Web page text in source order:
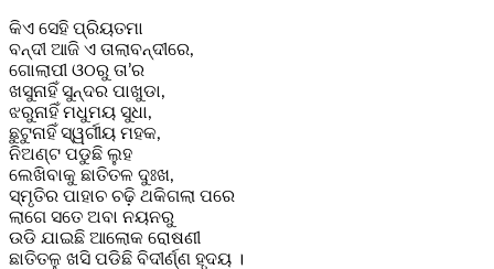
କିଏ ସେହି ପ୍ରିୟତମା
ବନ୍ଦୀ ଆଜି ଏ ତାଲାବନ୍ଦୀରେ,
ଗୋଲାପୀ ଓଠରୁ ତା’ର
ଖସୁନାହିଁ ସୁନ୍ଦର ପାଖୁଡା,
ଝରୁନାହିଁ ମଧୁମୟ ସୁଧା,
ଛୁଟୁନାହିଁ ସ୍ୱର୍ଗୀୟ ମହକ,
ନିଅଣ୍ଟ ପଡୁଛି ଲୁହ
ଲେଖିବାକୁ ଛାତିତଳ ଦୁଃଖ,
ସ୍ମୃତିର ପାହାଚ ଚଢ଼ି ଥକିଗଲା ପରେ
ଲାଗେ ସତେ ଅବା ନୟନରୁ
ଉଡି ଯାଇଛି ଆଲୋକ ରୋଷଣୀ
ଛାତିତଳୁ ଖସି ପଡିଛି ବିଦୀର୍ଣ୍ଣ ହୃଦୟ ।